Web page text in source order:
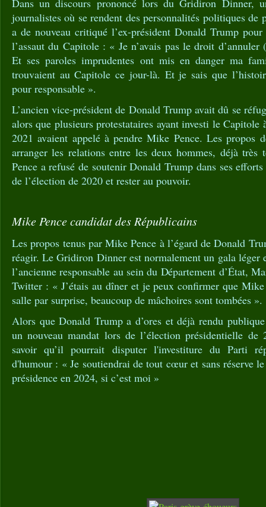
journalistes où se rendent des personnalités politiques de
a de nouveau critiqué l’ex-président Donald Trump
l’assaut du Capitole : « Je n’avais pas le droit
Et ses paroles imprudentes ont mis en danger ma
trouvaient au Capitole ce jour-là. Et je sais que
pour responsable ».
L’ancien vice-président de Donald Trump avait dû se
alors que plusieurs protestataires ayant investi le
2021 avaient appelé à pendre Mike Pence. Les propos
arranger les relations entre les deux hommes, déjà très
Pence a refusé de soutenir Donald Trump dans ses
de l’élection de 2020 et rester au pouvoir.
Mike Pence candidat des Républicains
Les propos tenus par Mike Pence à l’égard de Donald
réagir. Le Gridiron Dinner est normalement un gala
l’ancienne responsable au sein du Département d’État,
Twitter : « J’étais au dîner et je peux confirmer que
salle par surprise, beaucoup de mâchoires sont tombées ».
Alors que Donald Trump a d’ores et déjà rendu
un nouveau mandat lors de l’élection présidentielle
savoir qu’il pourrait disputer l'investiture du Parti
d'humour : « Je soutiendrai de tout cœur et sans réserve
présidence en 2024, si c’est moi »